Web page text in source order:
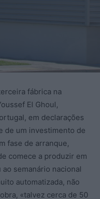
fábrica na
El Ghoul,
em declarações
de um investimento de
fase de arranque,
comece a produzir em
semanário nacional
automatizada, não
«talvez cerca de 50